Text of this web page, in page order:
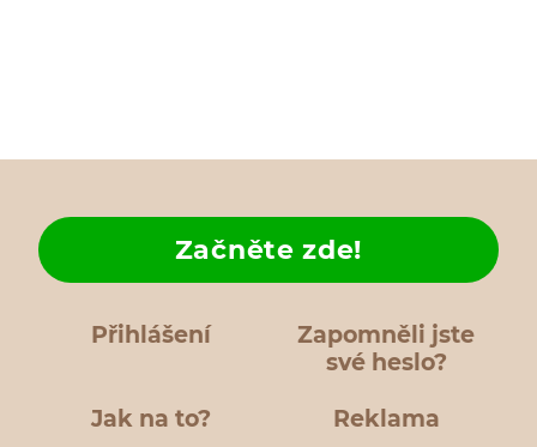
Přihlášení
Zapomněli jste
své heslo?
Jak na to?
Začněte zde!
Reklama